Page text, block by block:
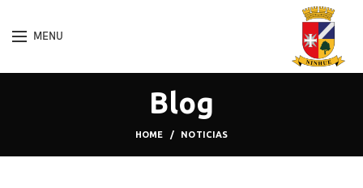
MENU
Blog
HOME NOTICIAS